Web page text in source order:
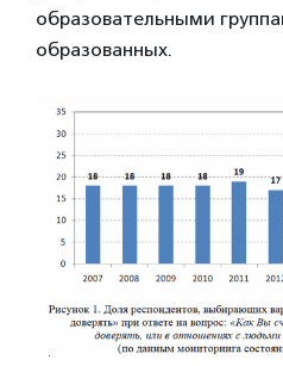
образовательными
образованных.